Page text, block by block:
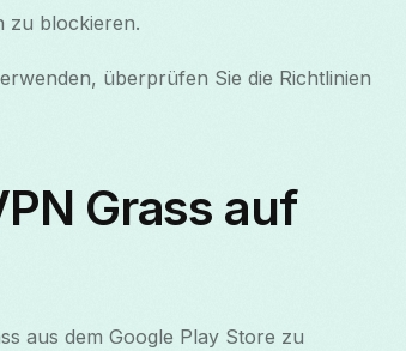
zu blockieren.
überprüfen Sie die Richtlinien
Grass auf
aus dem Google Play Store zu